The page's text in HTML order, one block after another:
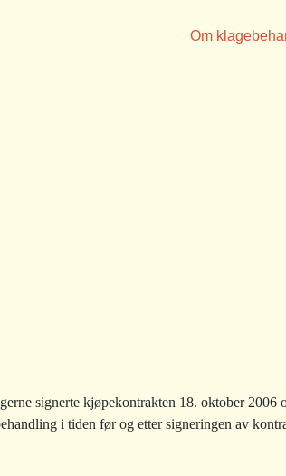
Om
signerte kjøpekontrakten 18. oktober 2006
i tiden før og etter signeringen av